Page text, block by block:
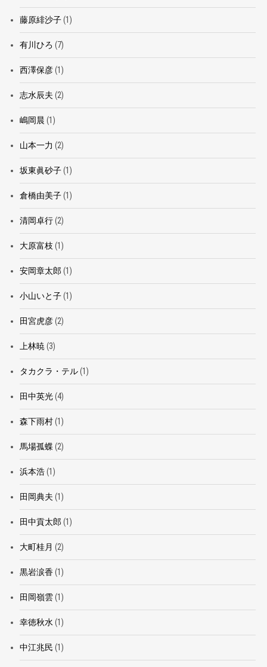
藤原緋沙子(1)
有川ひろ (7)
西澤保彦(1)
志水辰夫 (2)
嶋岡晨 (1)
山本一力 (2)
坂東眞砂子(1)
倉橋由美子(1)
清岡卓行(2)
大原富枝 (1)
安岡章太郎 (1)
小山いと子(1)
田宮虎彦(2)
上林暁 (3)
タカクラ・テル(1)
田中英光(4)
森下雨村(1)
馬場孤蝶 (2)
浜本浩(1)
田岡典夫 (1)
田中貢太郎 (1)
大町桂月 (2)
黒岩涙香(1)
田岡嶺雲(1)
幸徳秋水 (1)
中江兆民 (1)